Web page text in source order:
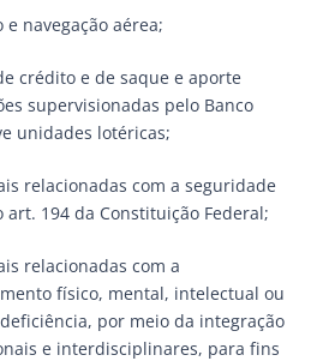
navegação aérea;
crédito e de saque e aporte
supervisionadas pelo Banco
unidades lotéricas;
relacionadas com a seguridade
194 da Constituição Federal;
relacionadas com a
físico, mental, intelectual ou
por meio da integração
e interdisciplinares, para fins